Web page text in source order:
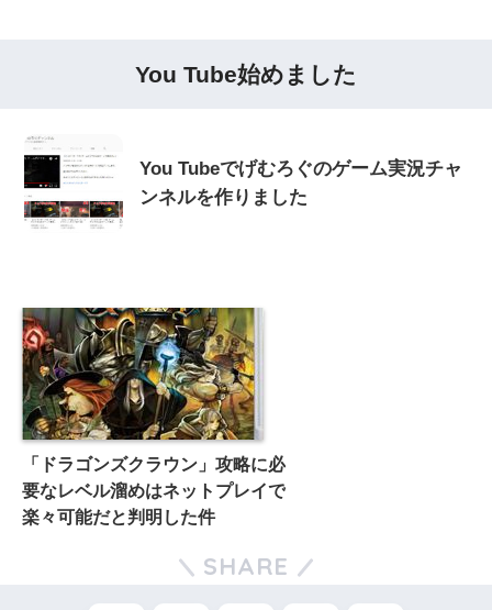
You Tube始めました
You Tubeでげむろぐのゲーム実況チャ
ンネルを作りました
「ドラゴンズクラウン」攻略に必
要なレベル溜めはネットプレイで
楽々可能だと判明した件
SHARE